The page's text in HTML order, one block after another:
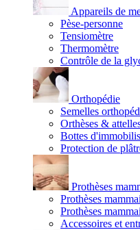
Appareils de
Pèse-personne
Tensiomètre
Thermomètre
Contrôle de la
Orthopédie
Semelles
Orthèses &
Bottes
Protection de
Prothèses
Prothèses
Prothèses
Accessoires et